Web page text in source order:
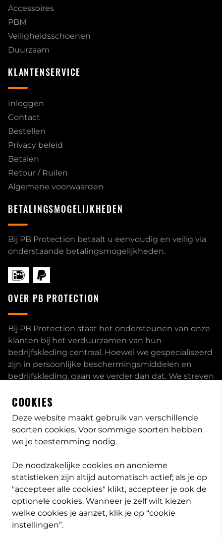
Accessoires
PBM
Veiligheidsschoenen
Duurzaam
KLANTENSERVICE
Inloggen
Contact
Bestellen
Privacy beleid
Betalen
Retour / Ruilen
Algemene voorwaarden
BETALINGSMOGELIJKHEDEN
Bij PB Protection betaalt u eenvoudig en veilig via
onderstaande betalingsmogelijkheden.
OVER PB PROTECTION
Bij PB Protection staat het ondersteunen van onze
klanten bij het verduurzamen van hun
bedrijfskleding centraal. Hoewel we gespecialiseerd
zijn in persoonlijke beschermingsmiddelen en
bedrijfskleding, gaan we verder dan dat. We streven
bieden een uitgebreid servicepakket aan, inclusief
Dit zijn enkele van onze mogelijkheden. Heeft u
speciale wensen, neemcontact
PB-Protection
info@pb-protection.nl
040 2063026
COOKIES
Deze website maakt gebruik van verschillende
soorten cookies. Voor sommige soorten hebben
we je toestemming nodig.
De noodzakelijke cookies en anonieme
statistieken zijn altijd automatisch actief; als je op
"accepteer alle cookies" klikt, accepteer je ook de
optionele cookies. Wanneer je zelf wilt kiezen
welke cookies je aanzet, klik je op “cookie
instellingen”.